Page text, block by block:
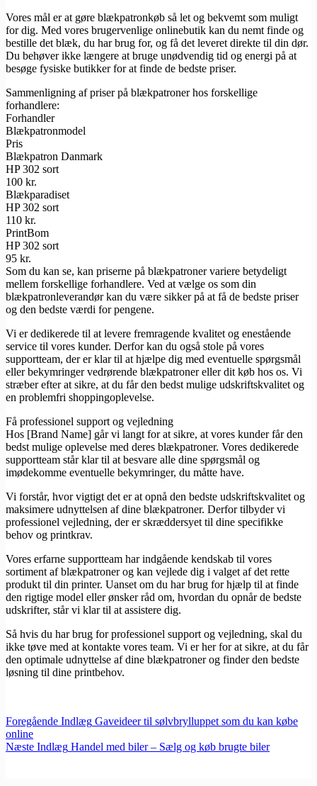
Vores mål er at gøre blækpatronkøb så let og bekvemt som muligt
for dig. Med vores brugervenlige onlinebutik kan du nemt finde og
bestille det blæk, du har brug for, og få det leveret direkte til din dør.
Du behøver ikke længere at bruge unødvendig tid og energi på at
besøge fysiske butikker for at finde de bedste priser.
Sammenligning af priser på blækpatroner hos forskellige
forhandlere:
Forhandler
Blækpatronmodel
Pris
Blækpatron Danmark
HP 302 sort
100 kr.
Blækparadiset
HP 302 sort
110 kr.
PrintBom
HP 302 sort
95 kr.
Som du kan se, kan priserne på blækpatroner variere betydeligt
mellem forskellige forhandlere. Ved at vælge os som din
blækpatronleverandør kan du være sikker på at få de bedste priser
og den bedste værdi for pengene.
Vi er dedikerede til at levere fremragende kvalitet og enestående
service til vores kunder. Derfor kan du også stole på vores
supportteam, der er klar til at hjælpe dig med eventuelle spørgsmål
eller bekymringer vedrørende blækpatroner eller dit køb hos os. Vi
stræber efter at sikre, at du får den bedst mulige udskriftskvalitet og
en problemfri shoppingoplevelse.
Få professionel support og vejledning
Hos [Brand Name] går vi langt for at sikre, at vores kunder får den
bedst mulige oplevelse med deres blækpatroner. Vores dedikerede
supportteam står klar til at besvare alle dine spørgsmål og
imødekomme eventuelle bekymringer, du måtte have.
Vi forstår, hvor vigtigt det er at opnå den bedste udskriftskvalitet og
maksimere udnyttelsen af dine blækpatroner. Derfor tilbyder vi
professionel vejledning, der er skræddersyet til dine specifikke
behov og printkrav.
Vores erfarne supportteam har indgående kendskab til vores
sortiment af blækpatroner og kan vejlede dig i valget af det rette
produkt til din printer. Uanset om du har brug for hjælp til at finde
den rigtige model eller ønsker råd om, hvordan du opnår de bedste
udskrifter, står vi klar til at assistere dig.
Så hvis du har brug for professionel support og vejledning, skal du
ikke tøve med at kontakte vores team. Vi er her for at sikre, at du får
den optimale udnyttelse af dine blækpatroner og finder den bedste
løsning til dine printbehov.
Foregående Indlæg Gaveideer til sølvbrylluppet som du kan købe
online
Næste Indlæg Handel med biler – Sælg og køb brugte biler